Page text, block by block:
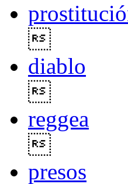
diablo
reggea
presos